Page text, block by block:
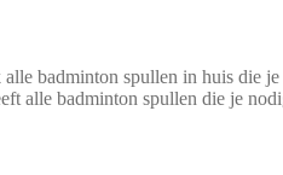
badminton spullen in huis die
alle badminton spullen die je